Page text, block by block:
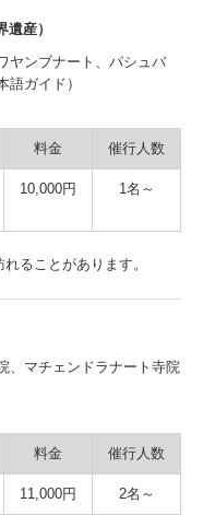
遺産）
ヤンブナート、パシュバ
ガイド）
料金 催行人数
10,000円 1名～
ることがあります。
マチェンドラナート寺院
料金 催行人数
11,000円 2名～